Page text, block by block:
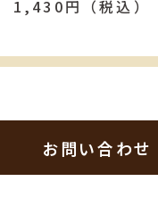
1,430円（税込）
お問い合わせ